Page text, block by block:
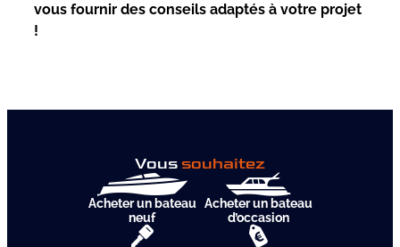
vous fournir des conseils adaptés à votre projet
!
Vous souhaitez
Acheter un bateau
neuf
Acheter un bateau
d’occasion